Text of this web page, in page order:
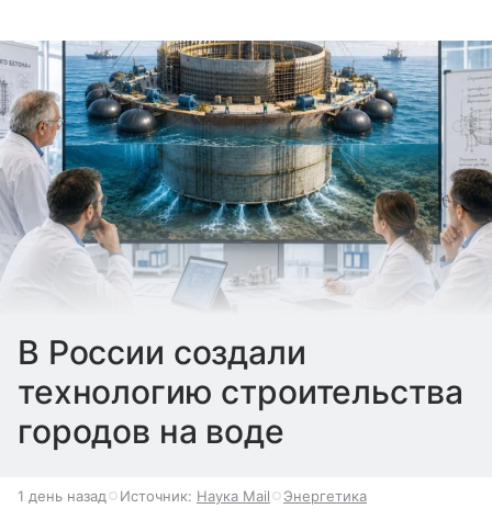
В России создали
технологию строительства
городов на воде
1 день назад Источник: Наука Mail Энергетика